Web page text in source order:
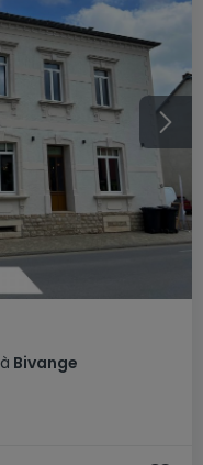
à Bivange